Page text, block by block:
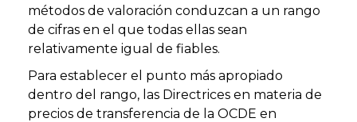
métodos de valoración conduzcan a un rango
de cifras en el que todas ellas sean
relativamente igual de fiables.
Para establecer el punto más apropiado
dentro del rango, las Directrices en materia de
precios de transferencia de la OCDE en